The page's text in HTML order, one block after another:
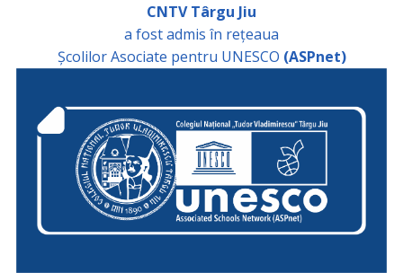
CNTV Târgu Jiu
a fost admis în rețeaua
Școlilor Asociate pentru UNESCO (ASPnet)